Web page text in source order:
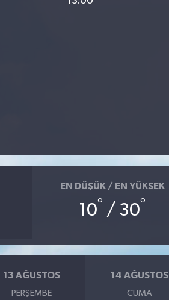
EN DÜŞÜK / EN YÜKSEK
10° / 30°
13 AĞUSTOS
PERŞEMBE
14 AĞUSTOS
CUMA